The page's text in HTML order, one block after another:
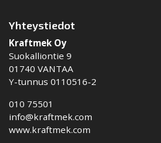
Yhteystiedot
Kraftmek Oy
Suokalliontie 9
01740 VANTAA
Y-tunnus 0110516-2
010 75501
info@kraftmek.com
www.kraftmek.com